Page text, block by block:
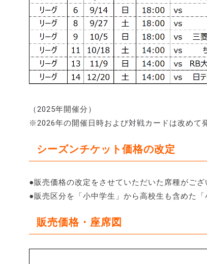
（2025年開催分）
※2026年の開催日時および対戦カードは改めて
シーズンチケット価格の改定
●販売価格の改定をさせていただいた席種がござ
●販売区分を「小中学生」から高校生も含めた「
販売価格・座席図